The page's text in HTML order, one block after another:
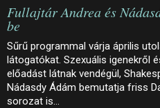
Fullajtár Andrea és
be
Sűrű programmal várja április
látogatókat. Szexuális igenekről
előadást látnak vendégül,
Nádasdy Ádám bemutatja friss
sorozat is…